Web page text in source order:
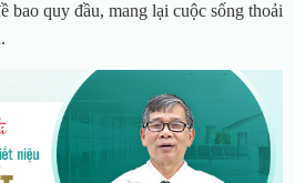
bao quy đầu, mang lại cuộc sống thoải